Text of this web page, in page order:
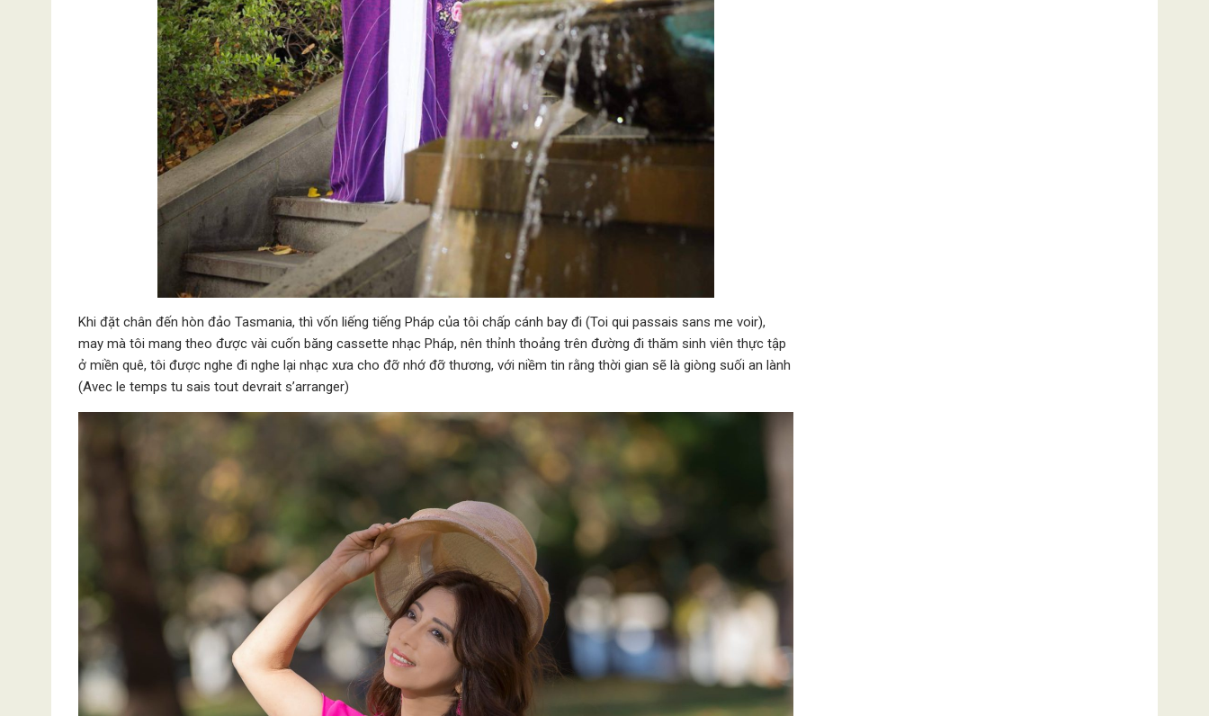
Khi đặt chân đến hòn đảo Tasmania, thì vốn liếng tiếng Pháp của tôi chấp cánh bay đi (Toi qui passais sans me voir),
may mà tôi mang theo được vài cuốn băng cassette nhạc Pháp, nên thỉnh thoảng trên đường đi thăm sinh viên thực tập
ở miền quê, tôi được nghe đi nghe lại nhạc xưa cho đỡ nhớ đỡ thương, với niềm tin rằng thời gian sẽ là giòng suối an lành
(Avec le temps tu sais tout devrait s’arranger)